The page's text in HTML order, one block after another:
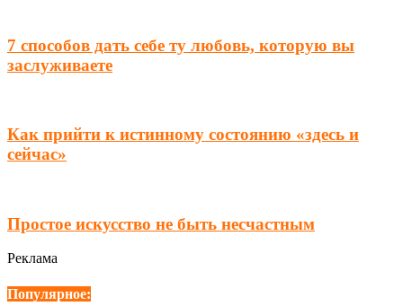
7 способов дать себе ту любовь, которую вы
заслуживаете
Как прийти к истинному состоянию «здесь и
сейчас»
Простое искусство не быть несчастным
Реклама
Популярное: